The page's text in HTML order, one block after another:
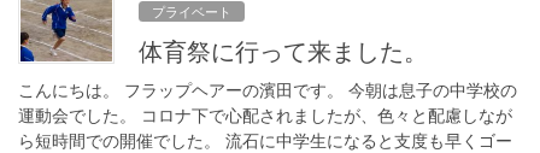
プライベート
体育祭に行って来ました。
こんにちは。 フラップヘアーの濱田です。 今朝は息子の中学校の
運動会でした。 コロナ下で心配されましたが、色々と配慮しなが
ら短時間での開催でした。 流石に中学生になると支度も早くゴー